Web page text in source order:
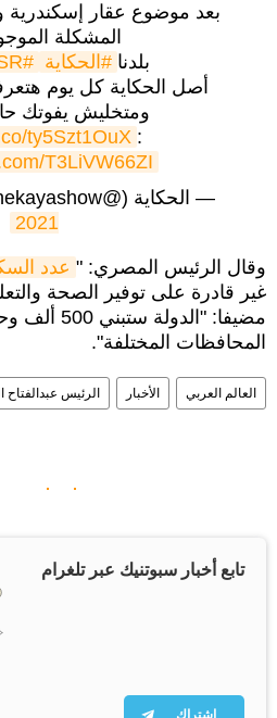
بعد موضوع عقار
المشكلة
بلدنا #الحكاية #MBCMASR
أصل الحكاية كل يوم
ومتخليش يفوتك
:
ty5Szt1OuX
T3LiVW66ZI
— الحكاية (@Elhekayashow)
2021
وقال الرئيس المصري: " عدد
غير قادرة على توفير الصحة
مضيفا:
المحافظات المختلفة".
العالم العربي الأخبار الرئيس
تابع أخبار سبوتنيك عبر تلغرام